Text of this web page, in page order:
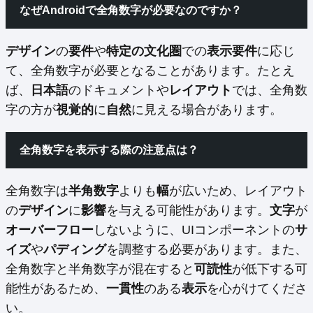
なぜAndroidで全角数字が必要なのですか？
デザインの要件や特定の文化圏 での表示要件に応じ
て、全角数字が必要となることがあります。たとえ
ば、
日本語のドキュメントやレイアウト では、全角数
字の方が視覚的に自然に見える場合があります。
全角数字を表示する際の注意点は？
全角数字は半角数字よりも幅が広いため、レイアウト
のデザインに影響を与える可能性があります。 文字が
オーバーフロー しないように、UIコンポーネントのサ
イズやパディングを調整する必要があります。また、
全角数字と半角数字が混在すると 可読性が低下する可
能性があるため、 一貫性のある表示を心がけてくださ
い。